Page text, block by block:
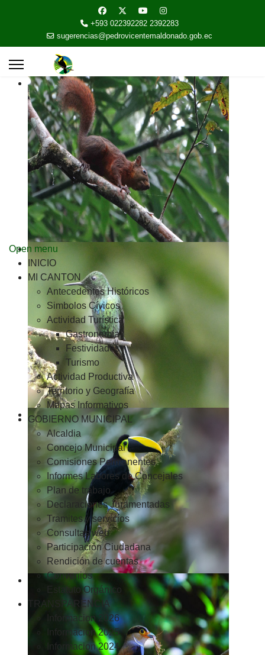
+593 022392282 2392283
sugerencias@pedrovicentemaldonado.gob.ec
Open menu
INICIO
MI CANTON
Antecedentes Históricos
Simbolos Cívicos
Actividad Turística
Gastronomía
Festividades
Turismo
Actividad Productiva
Territorio y Geografía
Mapas Informativos
GOBIERNO MUNICIPAL
Alcaldia
Concejo Municipal
Comisiones Permanentes
Informes Labores de Concejales
Plan de trabajo
Declaraciones Juramentadas
Tramites y servicios
Consultas web
Participación Ciudadana
Rendición de cuentas
Convenios
Estatuto Orgánico
TRANSPARENCIA
Informacion 2026
Informacion 2025
Informacion 2024